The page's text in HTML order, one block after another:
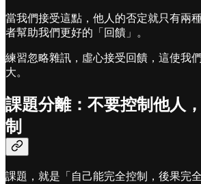
當我們接受這點，他人的否定就只有兩
者幫助我們更好的「回饋」。
練習忽略雜訊，虛心接受回饋，這使我
大。
課題分離：不要控制他人
制
課題，就是「自己能完全控制，後果完